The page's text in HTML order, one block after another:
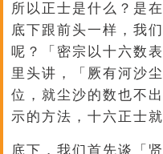
所以正士是什么？是
底下跟前头一样，我
呢？「密宗以十六数
里头讲，「厥有河沙
位，就尘沙的数也不
示的方法，十六正士
底下，我们首先谈「